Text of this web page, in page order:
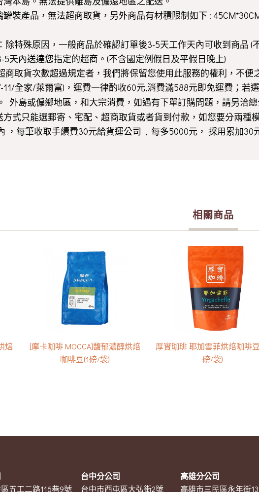
裝產品，無法超商取貨，另外商品有材積限制如下 :
除特殊原因，一般商品於確認訂單後3-5天工作天內可收到商品 (
5天內送達您指定的超商。(不含國定例假日及平假日晚上)
商取貨次數超過規定者，我們將保留您使用此服務的權利，不便
11/全家/萊爾富)，運費一律酌收60元,消費滿588元即免運費；若
。 外島或偏鄉地區，和大宗消費，如遇有下單訂購問題，請另洽總
式只能選郵寄、宅配、超商取貨或者貨到付款，如您要分兩種
，每筆收取手續費30元給貨運公司 , 每多5000元， 採用累加30
相關商品
焙
[摩卡咖啡 MOCCA]馥郁濃醇烘焙
咖啡豆(1磅/袋)
厚實珈琲 耶加雪菲烘焙咖啡
磅/袋)
五工二路116巷9號
台中分公司
台中市西屯區大弘街2號
高雄分公司
高雄市三民區永年街